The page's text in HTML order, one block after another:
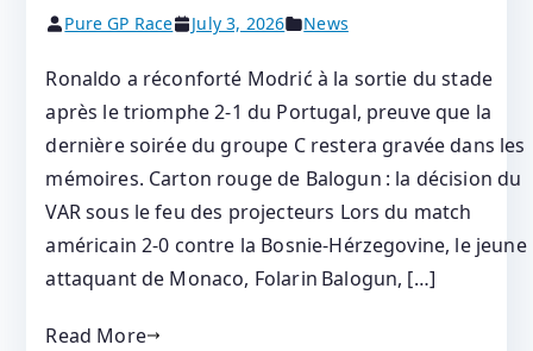
Pure GP Race July 3, 2026 News
Ronaldo a réconforté Modrić à la sortie du stade
après le triomphe 2-1 du Portugal, preuve que la
dernière soirée du groupe C restera gravée dans les
mémoires. Carton rouge de Balogun : la décision du
VAR sous le feu des projecteurs Lors du match
américain 2‑0 contre la Bosnie‑Hérzegovine, le jeune
attaquant de Monaco, Folarin Balogun, […]
Read More